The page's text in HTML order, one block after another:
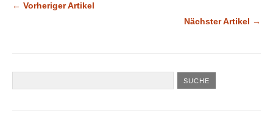
← Vorheriger Artikel
Nächster Artikel →